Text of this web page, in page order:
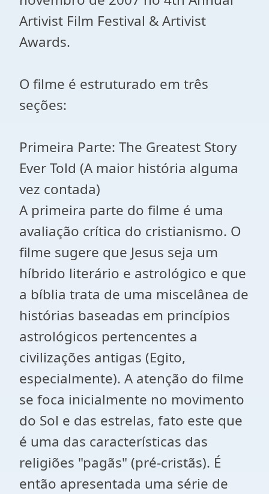
Artivist Film Festival & Artivist
Awards.
O filme é estruturado em três
seções:
Primeira Parte: The Greatest Story
Ever Told (A maior história alguma
vez contada)
A primeira parte do filme é uma
avaliação crítica do cristianismo. O
filme sugere que Jesus seja um
híbrido literário e astrológico e que
a bíblia trata de uma miscelânea de
histórias baseadas em princípios
astrológicos pertencentes a
civilizações antigas (Egito,
especialmente). A atenção do filme
se foca inicialmente no movimento
do Sol e das estrelas, fato este que
é uma das características das
religiões "pagãs" (pré-cristãs). É
então apresentada uma série de